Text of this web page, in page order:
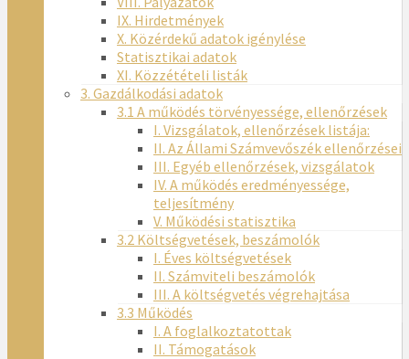
IX. Hirdetmények
X. Közérdekű adatok igénylése
Statisztikai adatok
XI. Közzétételi listák
3. Gazdálkodási adatok
3.1 A működés törvényessége, ellenőrzések
I. Vizsgálatok, ellenőrzések listája:
II. Az Állami Számvevőszék ellenőrzései
III. Egyéb ellenőrzések, vizsgálatok
IV. A működés eredményessége,
teljesítmény
V. Működési statisztika
3.2 Költségvetések, beszámolók
I. Éves költségvetések
II. Számviteli beszámolók
III. A költségvetés végrehajtása
3.3 Működés
I. A foglalkoztatottak
II. Támogatások